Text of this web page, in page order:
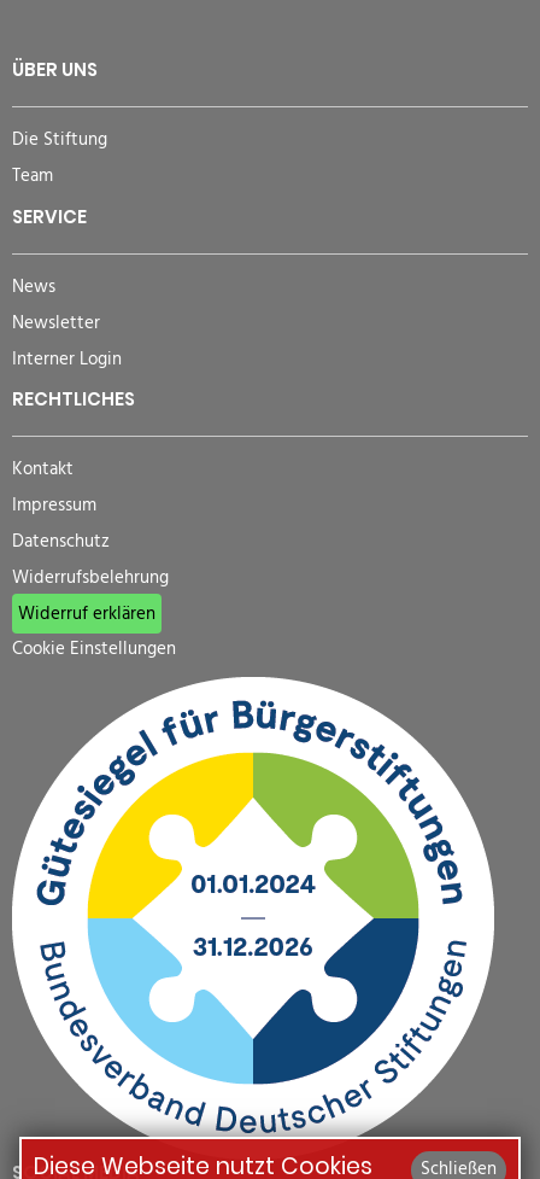
ÜBER UNS
Die Stiftung
Team
SERVICE
News
Newsletter
Interner Login
RECHTLICHES
Kontakt
Impressum
Datenschutz
Widerrufsbelehrung
Widerruf erklären
Cookie Einstellungen
SOCIAL MEDIA Schließen
Diese Webseite nutzt Cookies